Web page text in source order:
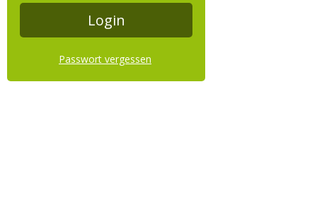
Passwort vergessen